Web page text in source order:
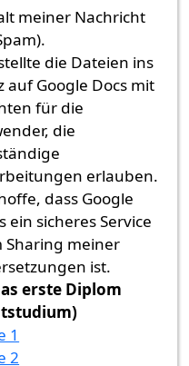
meiner Nachricht
die Dateien ins
auf Google Docs mit
für die
die
erlauben.
dass Google
ein sicheres Service
Sharing meiner
ist.
erste Diplom
1
2